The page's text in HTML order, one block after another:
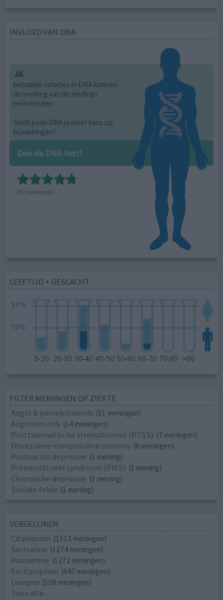
INVLOED VAN DNA
JA
bepaalde variaties in DNA kunnen
de werking van dit medicijn
beïnvloeden.
Geeft jouw DNA je meer kans op
bijwerkingen?
Doe de DNA test!
(52 reviews)
LEEFTIJD + GESLACHT
FILTER MENINGEN OP ZIEKTE
Angst & paniekstoornis (31 meningen)
Angststoornis (14 meningen)
Posttraumatische stressstoornis (PTSS) (7 meningen)
Obsessieve-compulsieve stoornis (6 meningen)
Postnatale depressie (1 mening)
Premenstrueel syndroom (PMS) (1 mening)
Chronische depressie (1 mening)
Sociale fobie (1 mening)
VERGELIJKEN
Citalopram (1513 meningen)
Sertraline (1274 meningen)
Paroxetine (1272 meningen)
Escitalopram (647 meningen)
Lexapro (509 meningen)
Toon alle...